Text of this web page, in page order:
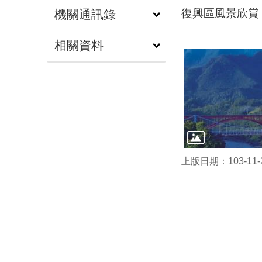
機關通訊錄
相關資料
復興區風景欣賞
上版日期：103-